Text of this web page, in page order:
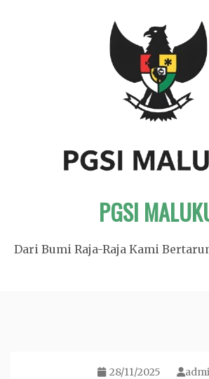
PGSI
Dari Bumi Raja-Raja Kami
28/11/2025